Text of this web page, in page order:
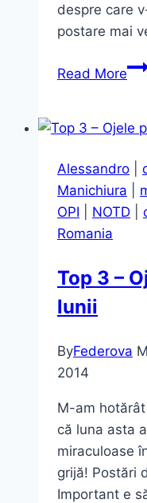
despre care
postare mai
Read More
–
Alessandro
Manichiura
OPI
NOTD
Romania
Top 3 –
lunii
ByFederova
2014
M-am
că luna asta
miraculoase
grijă! Postări
Important e